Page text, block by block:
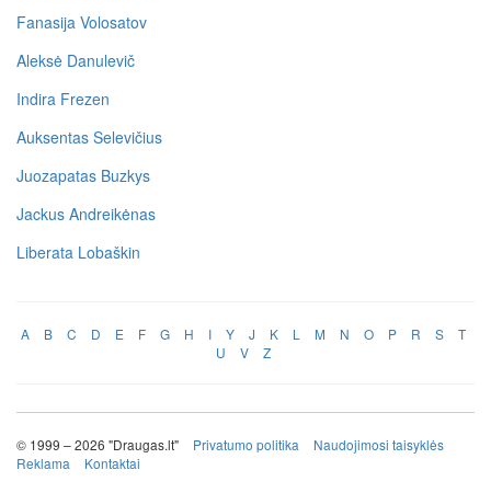
Fanasija Volosatov
Aleksė Danulevič
Indira Frezen
Auksentas Selevičius
Juozapatas Buzkys
Jackus Andreikėnas
Liberata Lobaškin
A B C D E F G H I Y J K L M N O P R S
T
U
V Z
© 1999 – 2026 "Draugas.lt" Privatumo politika
Naudojimosi taisyklės
Reklama
Kontaktai